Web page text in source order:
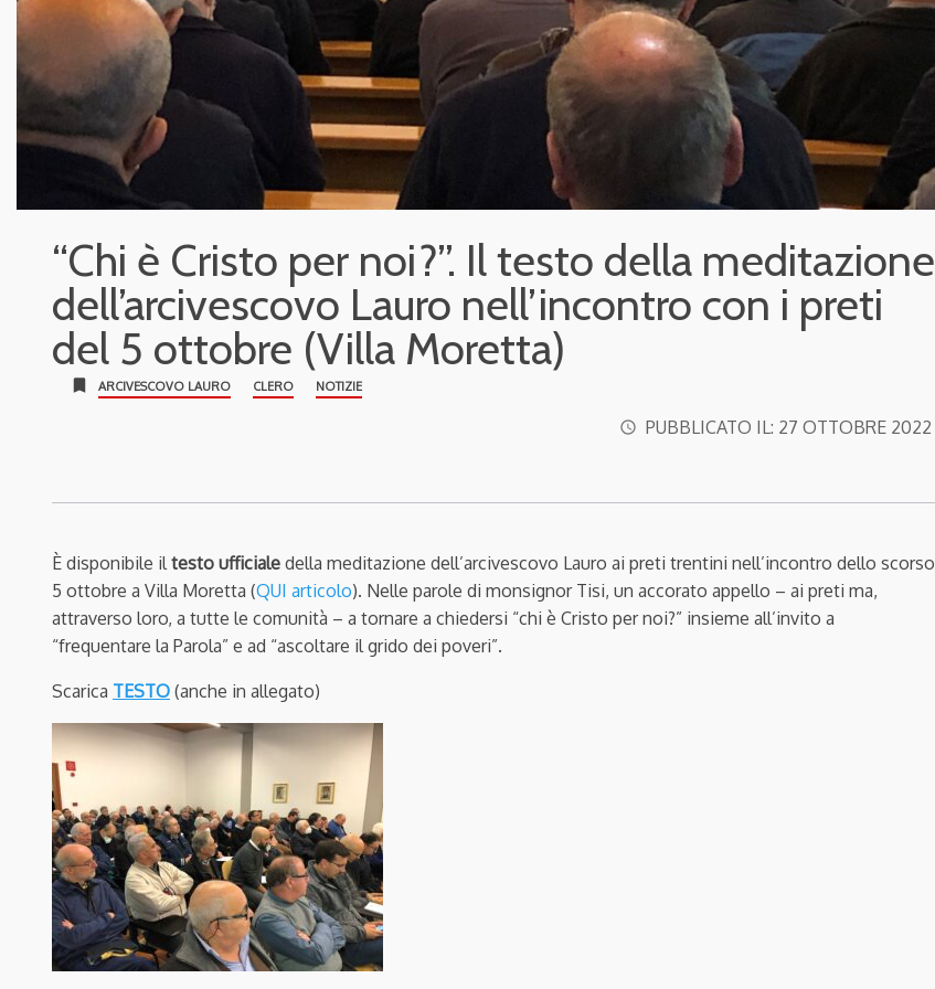
“Chi è Cristo per noi?”. Il testo della meditazione
dell’arcivescovo Lauro nell’incontro con i preti
del 5 ottobre (Villa Moretta)
bookmark ARCIVESCOVO LAURO CLERO NOTIZIE
access_time PUBBLICATO IL: 27 OTTOBRE 2022
È disponibile iltesto ufficiale della meditazione dell’arcivescovo Lauro ai preti trentini nell’incontro dello scorso
5 ottobre a Villa Moretta (QUI articolo). Nelle parole di monsignor Tisi, un accorato appello – ai preti ma,
attraverso loro, a tutte le comunità – a tornare a chiedersi “chi è Cristo per noi?” insieme all’invito a
“frequentare la Parola” e ad “ascoltare il grido dei poveri”.
Scarica TESTO (anche in allegato)